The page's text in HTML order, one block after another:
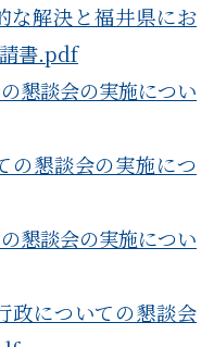
な解決と福井県にお
書.pdf
懇談会の実施につい
の懇談会の実施につ
懇談会の実施につい
政についての懇談会